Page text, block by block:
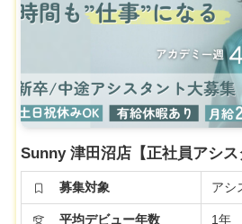
Sunny 津田沼店【正社員アシス
募集対象 アシ
平均デビュー年数 1年